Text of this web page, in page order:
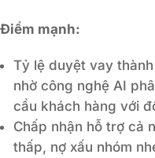
Điểm mạnh:
Tỷ lệ duyệt vay
nhờ công nghệ AI
cầu khách hàng với
Chấp nhận hỗ trợ cả
thấp, nợ xấu nhóm